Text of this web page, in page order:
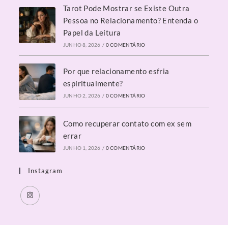
Tarot Pode Mostrar se Existe Outra
Pessoa no Relacionamento? Entenda o
Papel da Leitura
JUNHO 8, 2026 / 0 COMENTÁRIO
Por que relacionamento esfria
espiritualmente?
JUNHO 2, 2026 / 0 COMENTÁRIO
Como recuperar contato com ex sem
errar
JUNHO 1, 2026 / 0 COMENTÁRIO
Instagram